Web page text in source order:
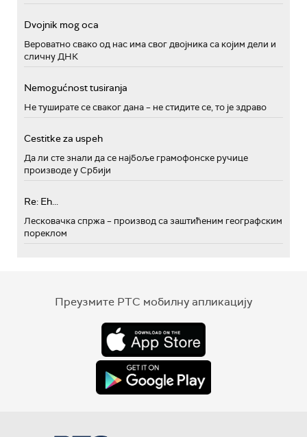
Dvojnik mog oca
Вероватно свако од нас има свог двојника са којим дели и
сличну ДНК
Nemogućnost tusiranja
Не туширате се сваког дана – не стидите се, то је здраво
Cestitke za uspeh
Да ли сте знали да се најбоље грамофонске ручице
производе у Србији
Re: Eh...
Лесковачка спржа – производ са заштићеним географским
пореклом
Преузмите РТС мобилну апликацију